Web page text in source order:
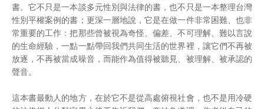
書。它不只是一本談多元性別與法律的書，也不只是一本整理台灣
性別平權案例的書；更深一層地說，它是在做一件非常困難、也非
常重要的工作：把那些曾被視為奇怪、偏差、不可理解、難以言說
的生命經驗，一點一點帶回我們共同生活的世界裡，讓它們不再被
放逐，不再被當成噪音，而能作為值得被聽見、被理解、被承認的
聲音。
這本書最動人的地方，在於它不是從高處俯視社會，也不是用冷硬